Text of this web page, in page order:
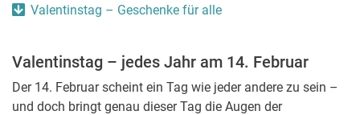
Valentinstag – Geschenke für alle
Valentinstag – jedes Jahr am 14. Februar
Der 14. Februar scheint ein Tag wie jeder andere zu sein –
und doch bringt genau dieser Tag die Augen der